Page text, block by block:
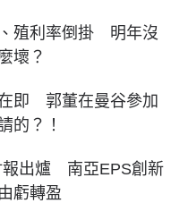
殖利率倒掛 明年沒
壞？
即 郭董在曼谷參加
的？！
報出爐 南亞EPS創新
虧轉盈